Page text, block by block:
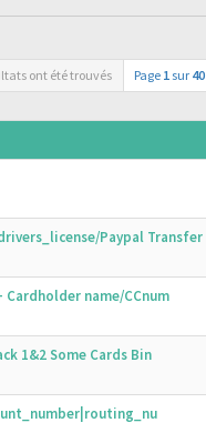
ont été trouvés Page 1 sur 40
Paypal Transfer
Cardholder name/CCnum
1&2 Some Cards Bin